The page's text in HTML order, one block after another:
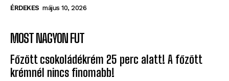
ÉRDEKES május 10, 2026
MOST NAGYON FUT
Főzött csokoládékrém 25 perc alatt! A főzött
krémnél nincs finomabb!